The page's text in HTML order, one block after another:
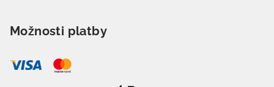
Možnosti platby